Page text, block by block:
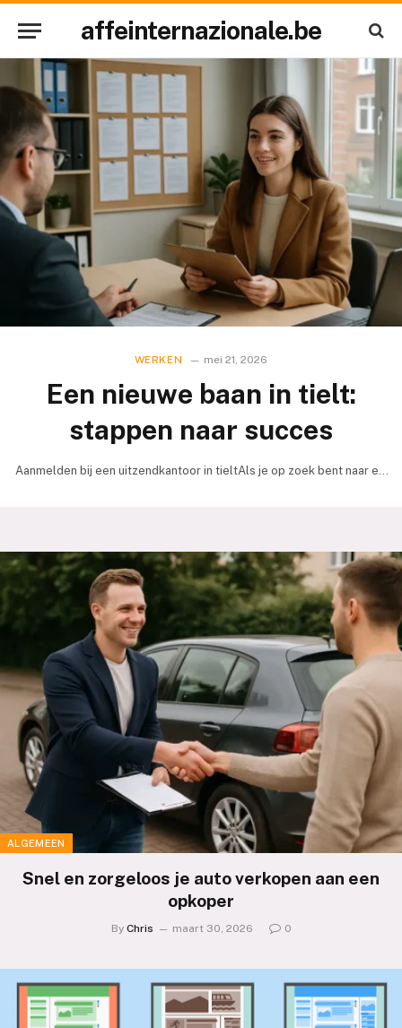
affeinternazionale.be
WERKEN mei 21, 2026
Een nieuwe baan in tielt:
stappen naar succes
Aanmelden bij een uitzendkantoor in tieltAls je op zoek bent naar een
ALGEMEEN
Snel en zorgeloos je auto verkopen aan een
opkoper
By Chris maart 30, 2026 0